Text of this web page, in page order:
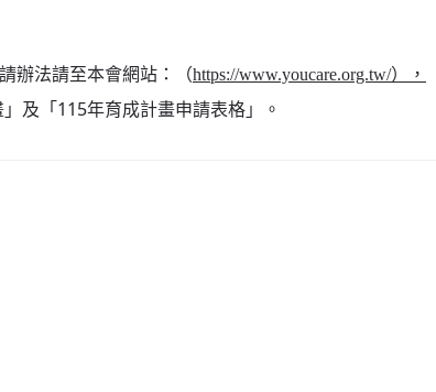
辦法請至本會網站：（https://www.youcare.org.tw/），
及「115年育成計畫申請表格」。